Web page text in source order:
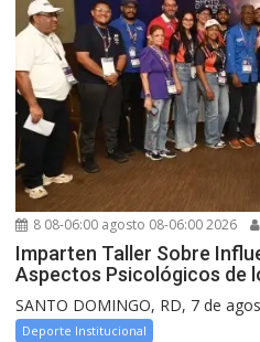
8 08-06:00 agosto 08-06:00 2026
Imparten Taller Sobre
Aspectos Psicológicos de
SANTO DOMINGO, RD, 7 de
Deporte Institucional